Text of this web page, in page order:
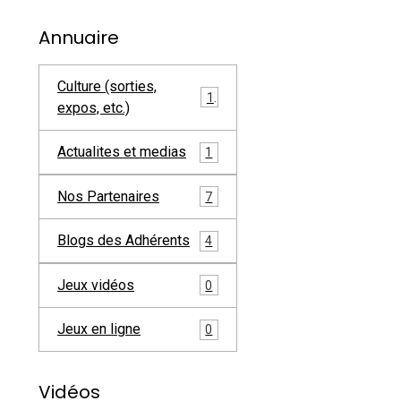
Annuaire
Culture (sorties,
expos, etc.)
Actualites et medias 1
Nos Partenaires 7
Blogs des Adhérents 4
Jeux vidéos 0
Jeux en ligne 0
Vidéos